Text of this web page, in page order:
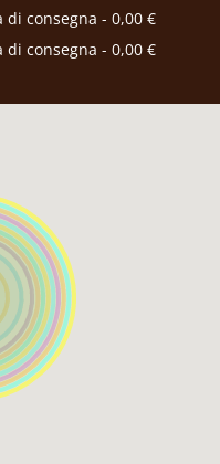
di consegna - 0,00 €
di consegna - 0,00 €